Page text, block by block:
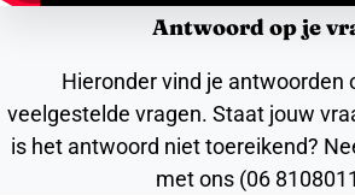
Antwoord op je
Hieronder vind je antwoorden
veelgestelde vragen. Staat jouw
is het antwoord niet toereikend?
met ons (06